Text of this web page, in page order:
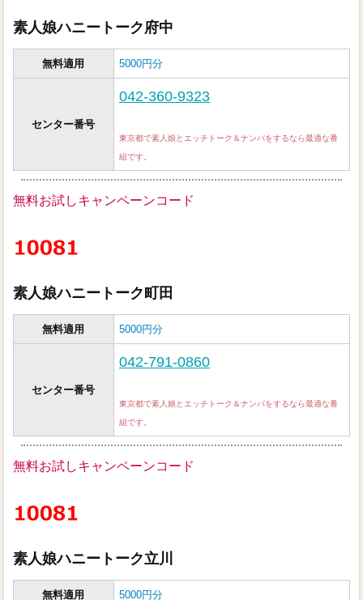
素人娘ハニートーク府中
無料適用 5000円分
センター番号
042-360-9323
東京都で素人娘とエッチトーク＆ナンパをするなら最適な番
組です。
無料お試しキャンペーンコード
素人娘ハニートーク町田
無料適用 5000円分
センター番号
042-791-0860
東京都で素人娘とエッチトーク＆ナンパをするなら最適な番
組です。
無料お試しキャンペーンコード
素人娘ハニートーク立川
無料適用 5000円分